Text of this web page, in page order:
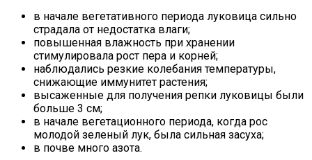
в начале вегетативного периода луковица сильно
страдала от недостатка влаги;
повышенная влажность при хранении
стимулировала рост пера и корней;
наблюдались резкие колебания температуры,
снижающие иммунитет растения;
высаженные для получения репки луковицы были
больше 3 см;
в начале вегетационного периода, когда рос
молодой зеленый лук, была сильная засуха;
в почве много азота.